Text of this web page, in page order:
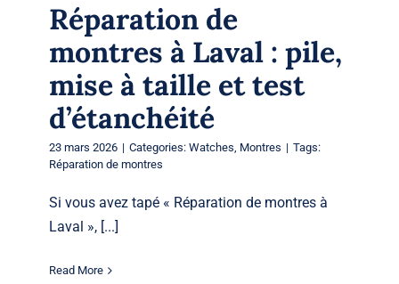
Réparation de
montres à Laval : pile,
mise à taille et test
d’étanchéité
23 mars 2026 | Categories: Watches, Montres | Tags:
Réparation de montres
Si vous avez tapé « Réparation de montres à
Laval », [...]
Read More